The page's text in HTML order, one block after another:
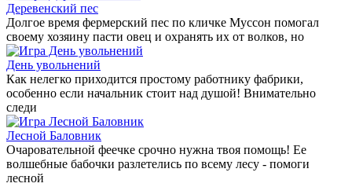
Деревенский пес
Долгое время фермерский пес по кличке Муссон помогал
своему хозяину пасти овец и охранять их от волков, но
День увольнений
Как нелегко приходится простому работнику фабрики,
особенно если начальник стоит над душой! Внимательно
следи
Лесной Баловник
Очаровательной феечке срочно нужна твоя помощь! Ее
волшебные бабочки разлетелись по всему лесу - помоги
лесной